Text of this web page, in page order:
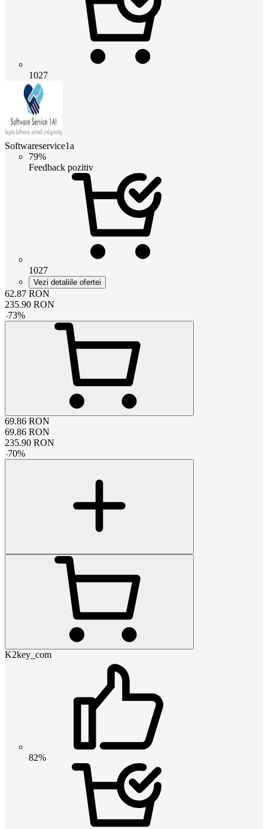
1027
Softwareservice1a
79%
Feedback pozitiv
1027
Vezi detaliile ofertei
62.87 RON
235.90 RON
-73%
69.86 RON
69.86 RON
235.90 RON
-70%
K2key_com
82%